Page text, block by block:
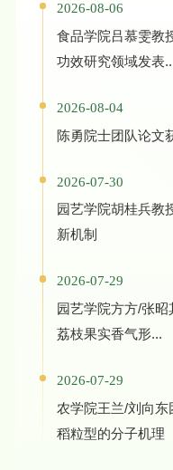
2026-08-06
食品学院吕慕雯教
功效研究领域发表
2026-08-04
陈勇院士团队论文
2026-07-30
园艺学院胡桂兵教
新机制
2026-07-29
园艺学院方方/张
荔枝果实香气形...
2026-07-29
农学院王兰/刘向
稻粒型的分子机理